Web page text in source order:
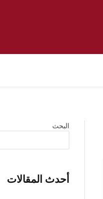
البحث
أحدث المقالات